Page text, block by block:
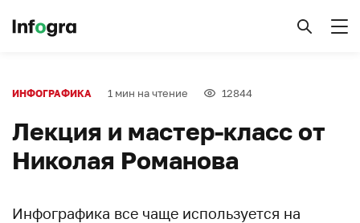
ИНФОГРАФИКА 1 мин на чтение 12844
Лекция и мастер-класс от
Николая Романова
Инфографика все чаще используется на